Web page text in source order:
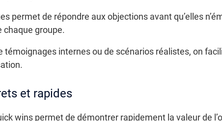
permet de répondre aux objections avant qu’elles
chaque groupe.
témoignages internes ou de scénarios réalistes, on
et rapides
wins permet de démontrer rapidement la valeur de